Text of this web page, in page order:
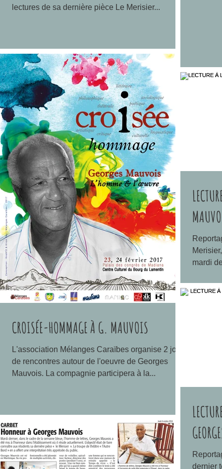
lectures de sa dernière pièce Le Merisier...
CROISÉE-HOMMAGE À G. MAUVOIS
L'association Mélanges Caraïbes organise 2 jours
de rencontres autour de l'oeuvre de Georges
Mauvois. La compagnie participera à la...
mardi
dernier